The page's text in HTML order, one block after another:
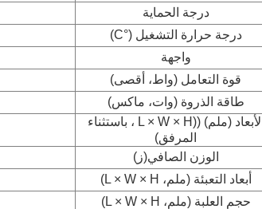
درجة الحماية
درجة حرارة التشغيل (°C)
واجهة
قوة التعامل (واط، أقصى)
طاقة الذروة (وات، ماكس)
الأبعاد (ملم) ((L × W × H ، باستثناء
المرفق)
الوزن الصافي(ز)
أبعاد التعبئة (ملم، L × W × H)
حجم العلبة (ملم، L × W × H)